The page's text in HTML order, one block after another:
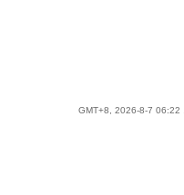
GMT+8, 2026-8-7 06:22